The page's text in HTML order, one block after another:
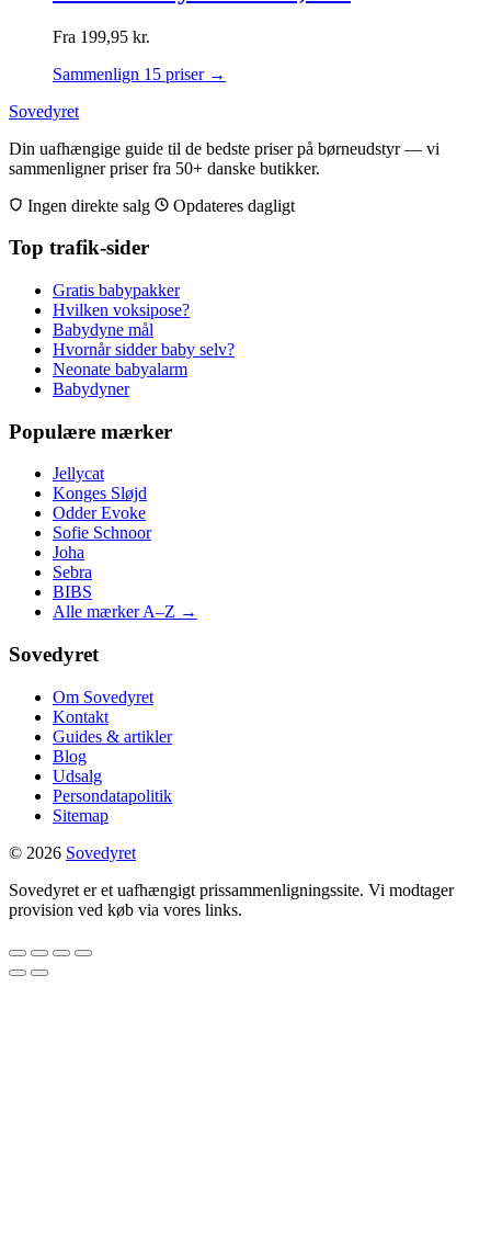
Fra 199,95 kr.
Sammenlign 15 priser →
Sovedyret
Din uafhængige guide til de bedste priser på børneudstyr — vi
sammenligner priser fra 50+ danske butikker.
Ingen direkte salg
Opdateres dagligt
Top trafik-sider
Gratis babypakker
Hvilken voksipose?
Babydyne mål
Hvornår sidder baby selv?
Neonate babyalarm
Babydyner
Populære mærker
Jellycat
Konges Sløjd
Odder Evoke
Sofie Schnoor
Joha
Sebra
BIBS
Alle mærker A–Z →
Sovedyret
Om Sovedyret
Kontakt
Guides & artikler
Blog
Udsalg
Persondatapolitik
Sitemap
© 2026 Sovedyret
Sovedyret er et uafhængigt prissammenligningssite. Vi modtager
provision ved køb via vores links.